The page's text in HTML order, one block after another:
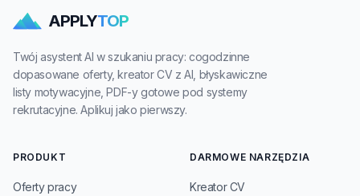
APPLYTOP
Twój asystent AI w szukaniu pracy: cogodzinne
dopasowane oferty, kreator CV z AI, błyskawiczne
listy motywacyjne, PDF-y gotowe pod systemy
rekrutacyjne. Aplikuj jako pierwszy.
PRODUKT
Oferty pracy
DARMOWE NARZĘDZIA
Kreator CV